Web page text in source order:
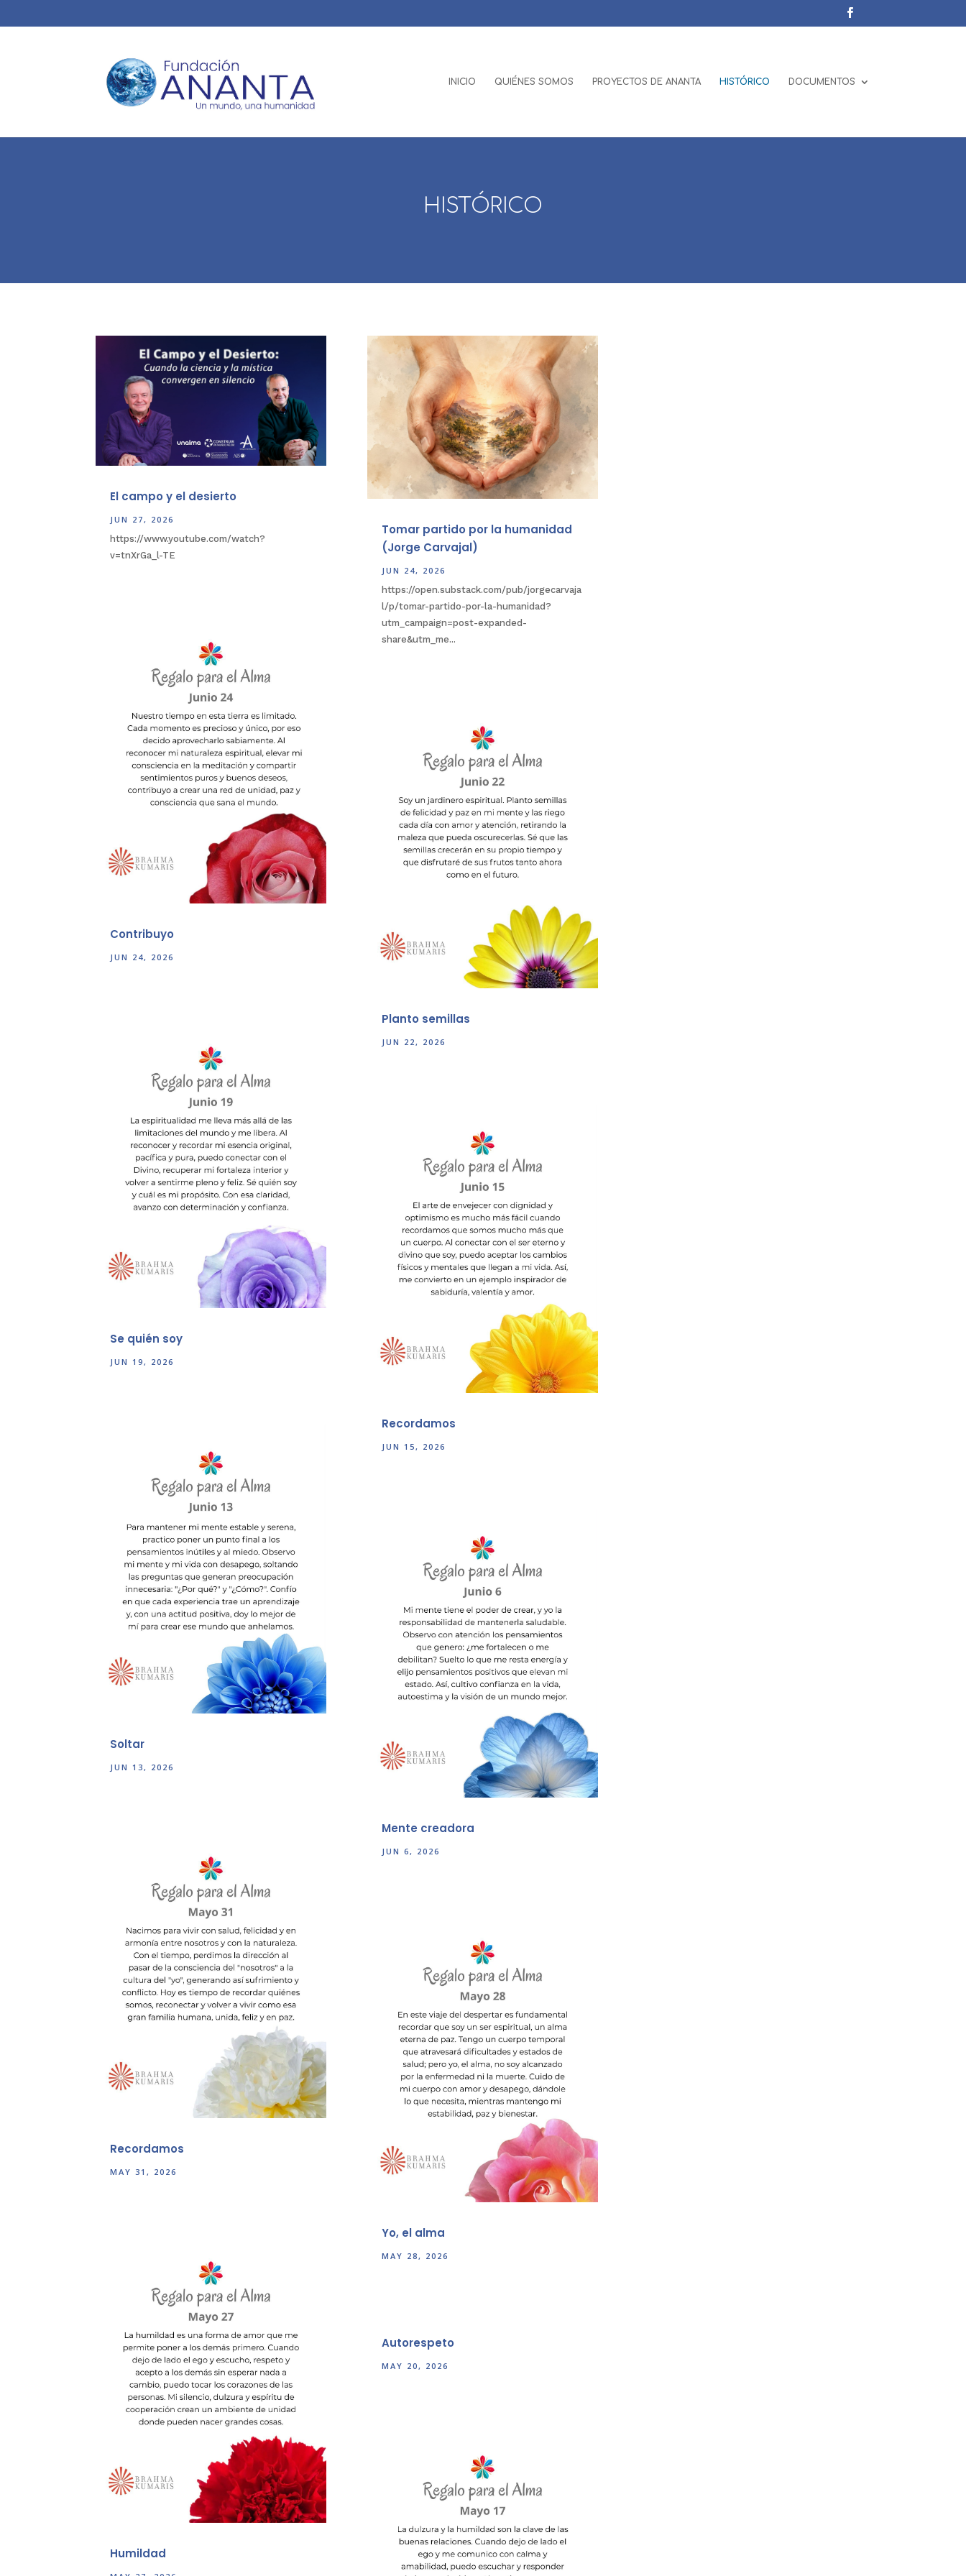
INICIO QUIÉNES SOMOS PROYECTOS DE ANANTA HISTÓRICO DOCUMENTOS
HISTÓRICO
El campo y el desierto
JUN 27, 2026
https://www.youtube.com/watch?
v=tnXrGa_l-TE
Contribuyo
JUN 24, 2026
Se quién soy
JUN 19, 2026
Soltar
JUN 13, 2026
Recordamos
MAY 31, 2026
Humildad
Tomar partido por la humanidad
(Jorge Carvajal)
JUN 24, 2026
https://open.substack.com/pub/jorgecarvaja
l/p/tomar-partido-por-la-humanidad?
utm_campaign=post-expanded-
share&utm_me...
Planto semillas
JUN 22, 2026
Recordamos
JUN 15, 2026
Mente creadora
JUN 6, 2026
Yo, el alma
MAY 28, 2026
Autorespeto
MAY 20, 2026